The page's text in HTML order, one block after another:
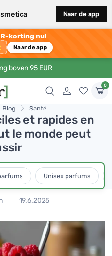
Naar de app
korting nu!
Naar de app
boven 95 EUR
0
Blog Santé
et rapides en
le monde peut
Unisex parfums
19.6.2025